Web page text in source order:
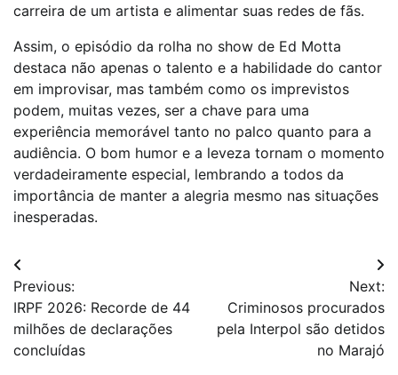
carreira de um artista e alimentar suas redes de fãs.
Assim, o episódio da rolha no show de Ed Motta
destaca não apenas o talento e a habilidade do cantor
em improvisar, mas também como os imprevistos
podem, muitas vezes, ser a chave para uma
experiência memorável tanto no palco quanto para a
audiência. O bom humor e a leveza tornam o momento
verdadeiramente especial, lembrando a todos da
importância de manter a alegria mesmo nas situações
inesperadas.
Navegação
de
Post
Previous:
IRPF 2026: Recorde de 44
milhões de declarações
concluídas
Next:
Criminosos procurados
pela Interpol são detidos
no Marajó